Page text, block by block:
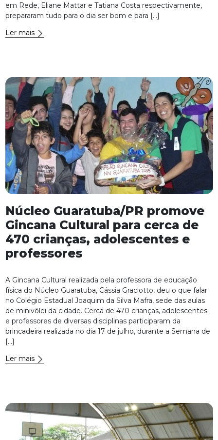
em Rede, Eliane Mattar e Tatiana Costa respectivamente,
prepararam tudo para o dia ser bom e para […]
Ler mais
Núcleo Guaratuba/PR promove
Gincana Cultural para cerca de
470 crianças, adolescentes e
professores
A Gincana Cultural realizada pela professora de educação
física do Núcleo Guaratuba, Cássia Graciotto, deu o que falar
no Colégio Estadual Joaquim da Silva Mafra, sede das aulas
de minivôlei da cidade. Cerca de 470 crianças, adolescentes
e professores de diversas disciplinas participaram da
brincadeira realizada no dia 17 de julho, durante a Semana de
[…]
Ler mais